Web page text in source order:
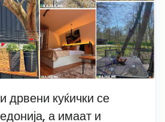
дрвени куќички се
а имаат и